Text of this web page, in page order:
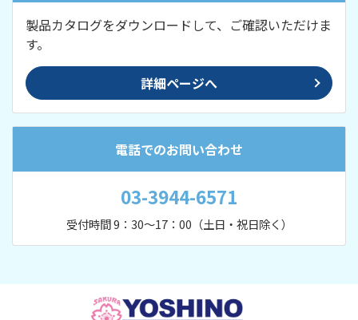
製品カタログをダウンロードして、ご確認いただけま
す。
詳細ページへ
電話でのお問い合わせ
03-3944-6571
受付時間 9：30～17：00（土日・祝日除く）